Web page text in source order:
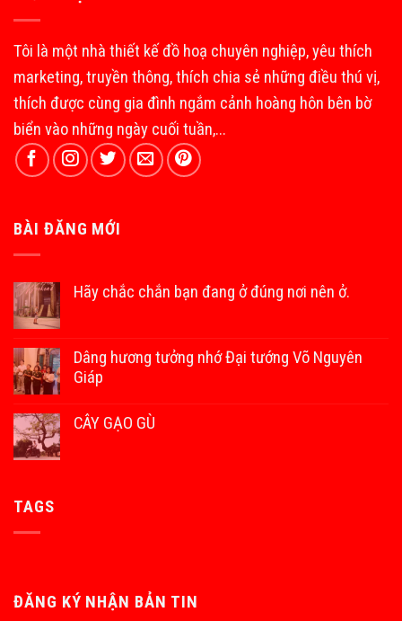
Tôi là một nhà thiết kế đồ hoạ chuyên nghiệp, yêu thích
marketing, truyền thông, thích chia sẻ những điều thú vị,
thích được cùng gia đình ngắm cảnh hoàng hôn bên bờ
biển vào những ngày cuối tuần,...
BÀI ĐĂNG MỚI
Hãy chắc chắn bạn đang ở đúng nơi nên ở.
Dâng hương tưởng nhớ Đại tướng Võ Nguyên
Giáp
CÂY GẠO GÙ
TAGS
ĐĂNG KÝ NHẬN BẢN TIN